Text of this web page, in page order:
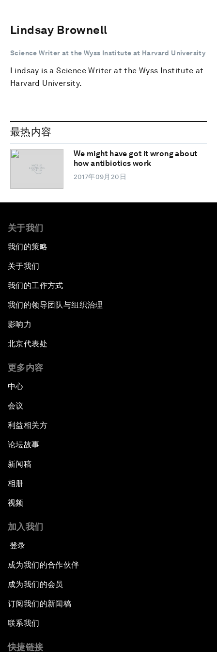
Lindsay Brownell
Science Writer at the Wyss Institute at Harvard University
Lindsay is a Science Writer at the Wyss Institute at
Harvard University.
最热内容
We might have got it wrong about
how antibiotics work
2017年09月20日
关于我们
我们的策略
关于我们
我们的工作方式
我们的领导团队与组织治理
影响力
北京代表处
更多内容
中心
会议
利益相关方
论坛故事
新闻稿
相册
视频
加入我们
登录
成为我们的合作伙伴
成为我们的会员
订阅我们的新闻稿
联系我们
快捷链接